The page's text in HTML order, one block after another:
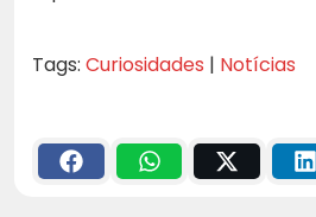
Tags: Curiosidades | Notícias